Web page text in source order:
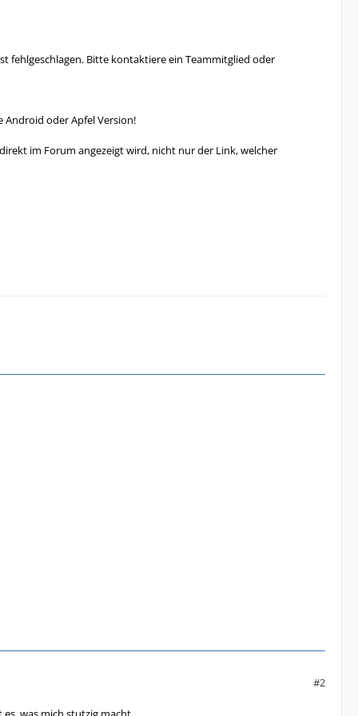
fehlgeschlagen. Bitte kontaktiere ein Teammitglied oder
Android oder Apfel Version!
im Forum angezeigt wird, nicht nur der Link, welcher
#2